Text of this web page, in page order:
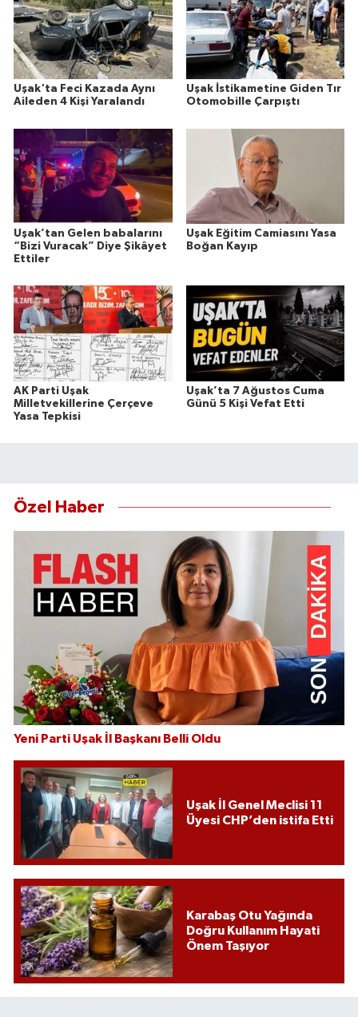
Uşak'ta Feci Kazada Aynı
Aileden 4 Kişi Yaralandı
Uşak İstikametine Giden Tır
Otomobille Çarpıştı
Uşak’tan Gelen babalarını
“Bizi Vuracak” Diye Şikâyet
Ettiler
Uşak Eğitim Camiasını Yasa
Boğan Kayıp
AK Parti Uşak
Milletvekillerine Çerçeve
Yasa Tepkisi
Uşak’ta 7 Ağustos Cuma
Günü 5 Kişi Vefat Etti
Özel Haber
Yeni Parti Uşak İl Başkanı Belli Oldu
Uşak İl Genel Meclisi 11
Üyesi CHP’den istifa Etti
Karabaş Otu Yağında
Doğru Kullanım Hayati
Önem Taşıyor